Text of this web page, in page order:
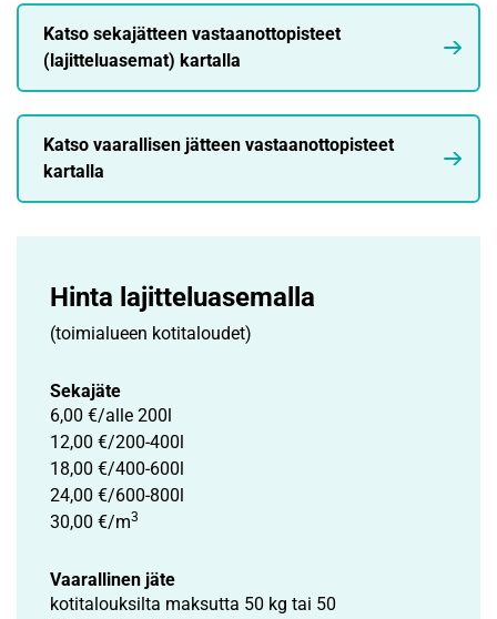
Katso sekajätteen vastaanottopisteet
(lajitteluasemat) kartalla
Katso vaarallisen jätteen vastaanottopisteet
kartalla
Hinta lajittelu­asemalla
(toimialueen kotitaloudet)
Sekajäte
6,00 €/alle 200l
12,00 €/200-400l
18,00 €/400-600l
24,00 €/600-800l
30,00 €/m3
Vaarallinen jäte
kotitalouksilta maksutta 50 kg tai 50